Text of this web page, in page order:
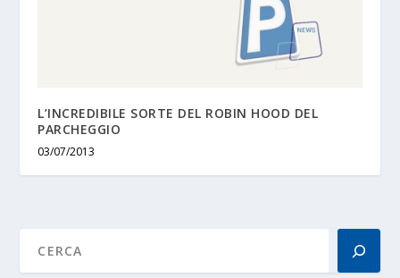
L’INCREDIBILE SORTE DEL ROBIN HOOD DEL
PARCHEGGIO
03/07/2013